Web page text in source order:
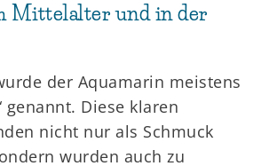
Mittelalter und in der
der Aquamarin meistens
genannt. Diese klaren
nicht nur als Schmuck
wurden auch zu